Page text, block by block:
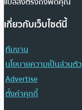
เกี่ยวกับเว็บไซต์นี้
ทีมงาน
นโยบายความเป็นส่วนตัว
Advertise
ตั้งค่าคุกกี้